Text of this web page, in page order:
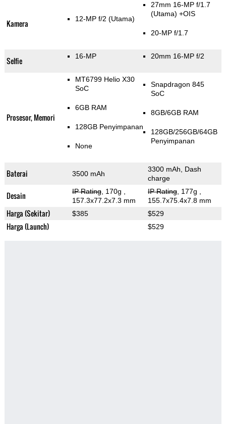
Kamera 12-MP f/2 (Utama)
27mm 16-MP f/1.7
(Utama) +OIS
20-MP f/1.7
Selfie 16-MP 20mm 16-MP f/2
Prosesor, Memori
MT6799 Helio X30
SoC
6GB RAM
128GB Penyimpanan
None
Snapdragon 845
SoC
8GB/6GB RAM
128GB/256GB/64GB
Penyimpanan
Baterai 3500 mAh
3300 mAh, Dash
charge
Desain IP Rating, 170g
157.3x77.2x7.3 mm
IP Rating, 177g
155.7x75.4x7.8 mm
Harga (Sekitar) $385 $529
Harga (Launch) $529